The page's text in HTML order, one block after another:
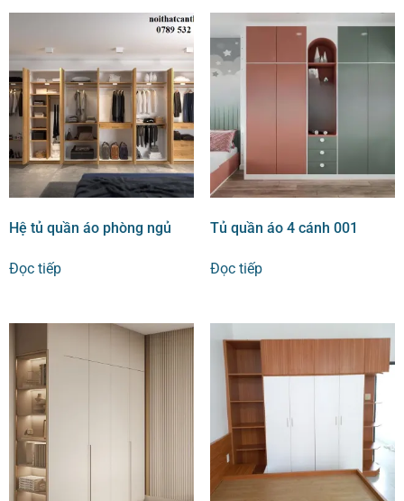
Hệ tủ quần áo phòng ngủ
Đọc tiếp
Tủ quần áo 4 cánh 001
Đọc tiếp